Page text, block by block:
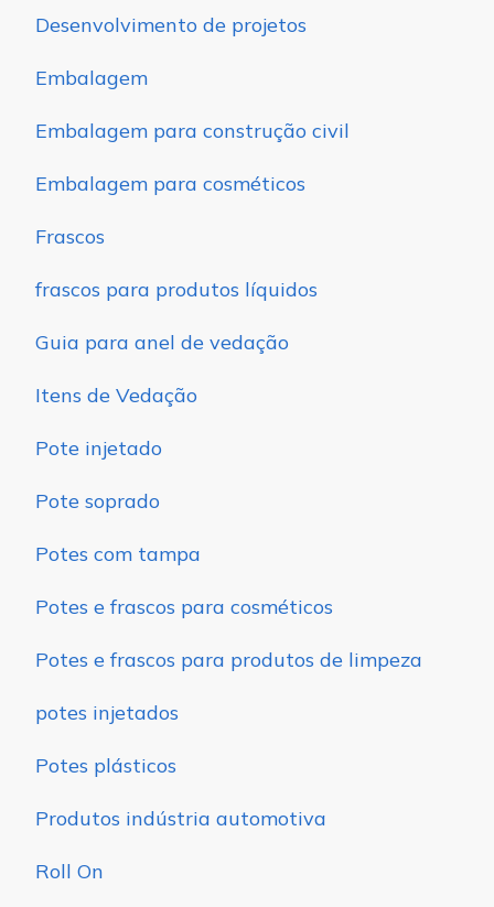
Desenvolvimento de projetos
Embalagem
Embalagem para construção civil
Embalagem para cosméticos
Frascos
frascos para produtos líquidos
Guia para anel de vedação
Itens de Vedação
Pote injetado
Pote soprado
Potes com tampa
Potes e frascos para cosméticos
Potes e frascos para produtos de limpeza
potes injetados
Potes plásticos
Produtos indústria automotiva
Roll On